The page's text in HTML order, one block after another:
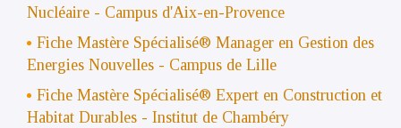
Nucléaire - Campus d'Aix-en-Provence
Fiche Mastère Spécialisé® Manager en Gestion des
Energies Nouvelles - Campus de Lille
Fiche Mastère Spécialisé® Expert en Construction et
Habitat Durables - Institut de Chambéry